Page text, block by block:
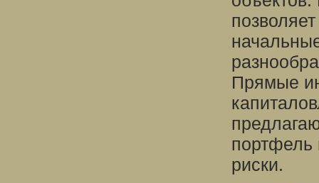
Прямые
портфель
риски.